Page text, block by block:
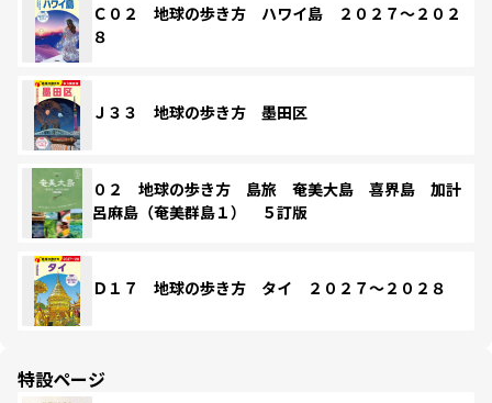
Ｃ０２ 地球の歩き方 ハワイ島 ２０２７～２０２
８
Ｊ３３ 地球の歩き方 墨田区
０２ 地球の歩き方 島旅 奄美大島 喜界島 加計
呂麻島（奄美群島１） ５訂版
Ｄ１７ 地球の歩き方 タイ ２０２７～２０２８
特設ページ